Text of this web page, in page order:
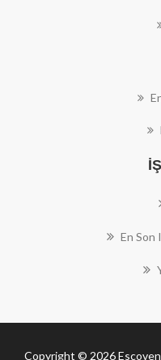
En Son
Copyright © 2026 Escovent